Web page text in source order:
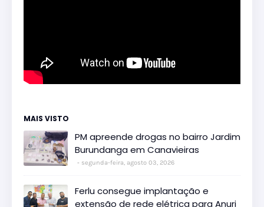
MAIS VISTO
PM apreende drogas no bairro Jardim
Burundanga em Canavieiras
segunda-feira, agosto 03, 2026
Ferlu consegue implantação e
extensão de rede elétrica para Anuri